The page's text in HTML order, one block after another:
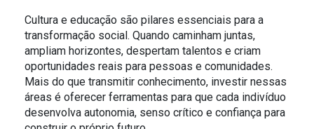
EDUCACIONAL
ESPORTIVO
ERA UMA VEZ O NATAL
O SOL NASCE PARA TODOS
O RIO TÁ PRA PEIXE
Cultura e educação são pilares essenciais para a
transformação social. Quando caminham juntas,
ampliam horizontes, despertam talentos e criam
oportunidades reais para pessoas e comunidades.
Mais do que transmitir conhecimento, investir nessas
áreas é oferecer ferramentas para que cada indivíduo
desenvolva autonomia, senso crítico e confiança para